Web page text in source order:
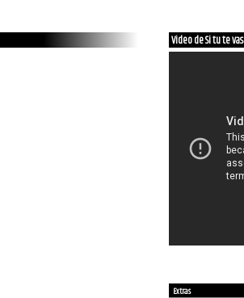
Video de Si tu te vas
Extras